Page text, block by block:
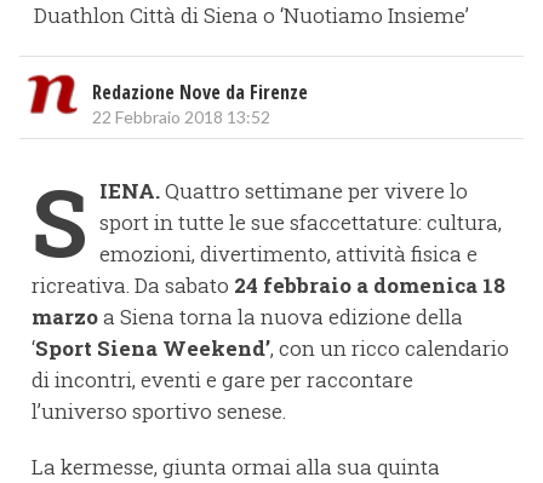
Duathlon Città di Siena o ‘Nuotiamo Insieme’
Redazione Nove da Firenze
22 Febbraio 2018 13:52
S IENA.Quattro settimane per vivere lo
sport in tutte le sue sfaccettature: cultura,
emozioni, divertimento, attività fisica e
ricreativa. Da sabato 24 febbraio a domenica 18
marzoa Siena torna la nuova edizione della
‘Sport Siena Weekend’, con un ricco calendario
di incontri, eventi e gare per raccontare
l’universo sportivo senese.
La kermesse, giunta ormai alla sua quinta